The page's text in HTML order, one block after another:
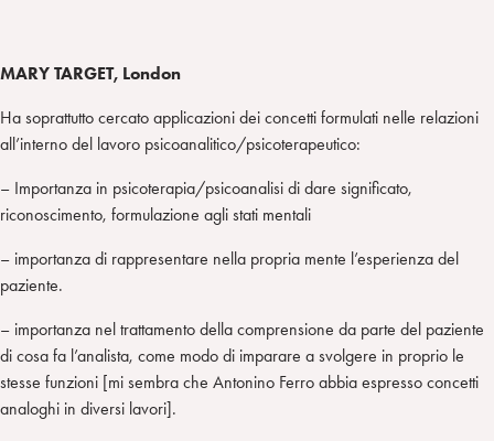
MARY TARGET, London
Ha soprattutto cercato applicazioni dei concetti formulati nelle relazioni
all’interno del lavoro psicoanalitico/psicoterapeutico:
– Importanza in psicoterapia/psicoanalisi di dare significato,
riconoscimento, formulazione agli stati mentali
– importanza di rappresentare nella propria mente l’esperienza del
paziente.
– importanza nel trattamento della comprensione da parte del paziente
di cosa fa l’analista, come modo di imparare a svolgere in proprio le
stesse funzioni [mi sembra che Antonino Ferro abbia espresso concetti
analoghi in diversi lavori].